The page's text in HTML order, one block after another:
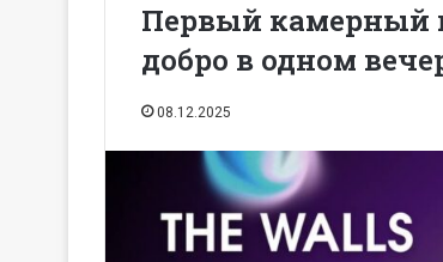
Первый камерный
добро в одном
08.12.2025